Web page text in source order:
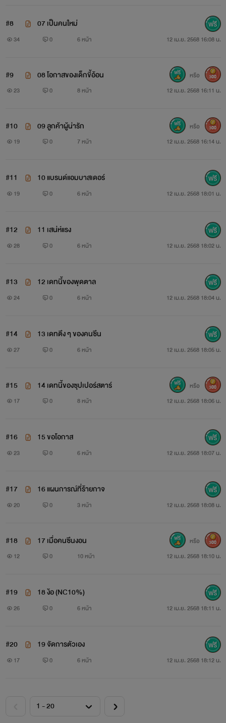
#8 07 เป็นคนใหม่
34 0 6 หน้า 12 เม.ย. 2568 16:08 น.
#9 08 โอกาสของเด็กขี้อ้อน
23 0 8 หน้า 12 เม.ย. 2568 16:11 น.
หรือ 300
#10 09 ลูกค้าผู้น่ารัก
19 0 7 หน้า 12 เม.ย. 2568 16:14 น.
หรือ 300
#11 10 แบรนด์แอมบาสเดอร์
19 0 6 หน้า 12 เม.ย. 2568 18:01 น.
#12 11 เสน่ห์แรง
28 0 6 หน้า 12 เม.ย. 2568 18:02 น.
#13 12 เดทนี้ของพุดตาล
24 0 6 หน้า 12 เม.ย. 2568 18:04 น.
#14 13 เดทตึง ๆ ของคนซึน
27 0 6 หน้า 12 เม.ย. 2568 18:05 น.
#15 14 เดทนี้ของซุปเปอร์สตาร์
17 0 8 หน้า 12 เม.ย. 2568 18:06 น.
หรือ 300
#16 15 ขอโอกาส
23 0 6 หน้า 12 เม.ย. 2568 18:07 น.
#17 16 แผนการณ์ที่ร้ายกาจ
20 0 3 หน้า 12 เม.ย. 2568 18:08 น.
#18 17 เมื่อคนซึนงอน
12 0 10 หน้า 12 เม.ย. 2568 18:10 น.
หรือ 300
#19 18 ง้อ (NC10%)
26 0 6 หน้า 12 เม.ย. 2568 18:11 น.
#20 19 จัดการตัวเอง
17 0 6 หน้า 12 เม.ย. 2568 18:12 น.